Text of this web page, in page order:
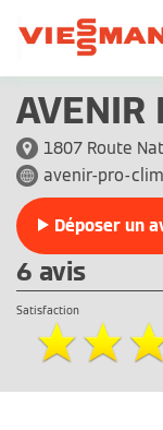
AVENIR
1807 Route
avenir-pro-
Déposer un
6 avis
Satisfaction